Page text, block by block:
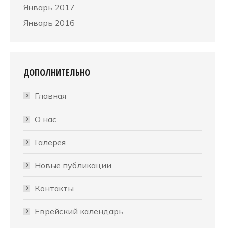
Январь 2017
Январь 2016
ДОПОЛНИТЕЛЬНО
Главная
О нас
Галерея
Новые публикации
Контакты
Еврейский календарь